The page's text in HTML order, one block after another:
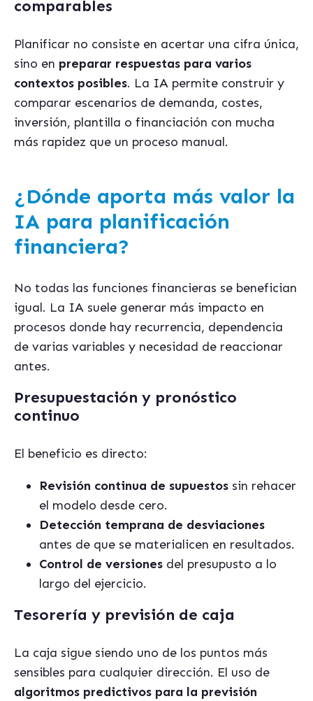
comparables
Planificar no consiste en acertar una cifra única,
sino en preparar respuestas para varios
contextos posibles. La IA permite construir y
comparar escenarios de demanda, costes,
inversión, plantilla o financiación con mucha
más rapidez que un proceso manual.
¿Dónde aporta más valor la
IA para planificación
financiera?
No todas las funciones financieras se benefician
igual. La IA suele generar más impacto en
procesos donde hay recurrencia, dependencia
de varias variables y necesidad de reaccionar
antes.
Presupuestación y pronóstico
continuo
El beneficio es directo:
Revisión continua de supuestos sin rehacer
el modelo desde cero.
Detección temprana de desviaciones
antes de que se materialicen en resultados.
Control de versiones del presupusto a lo
largo del ejercicio.
Tesorería y previsión de caja
La caja sigue siendo uno de los puntos más
sensibles para cualquier dirección. El uso de
algoritmos predictivos para la previsión